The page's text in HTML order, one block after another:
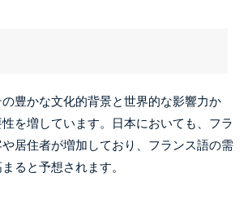
豊かな文化的背景と世界的な影響力か
を増しています。日本においても、フラ
居住者が増加しており、フランス語の需
ると予想されます。